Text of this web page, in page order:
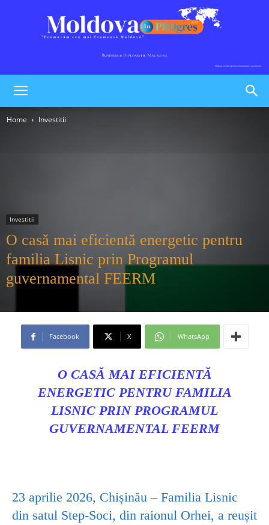
Home Investitii
Investitii
O casă mai eficientă energetic pentru
familia Lisnic prin Programul
guvernamental FEERM
Facebook X WhatsApp
O CASĂ MAI EFICIENTĂ
ENERGETIC PENTRU FAMILIA
LISNIC PRIN PROGRAMUL
GUVERNAMENTAL FEERM
23 aprilie 2026, Chișinău – Familia Lisnic
din satul Step-Soci, din raionul Orhei, a reușit